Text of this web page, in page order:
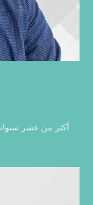
أكثر من عشر